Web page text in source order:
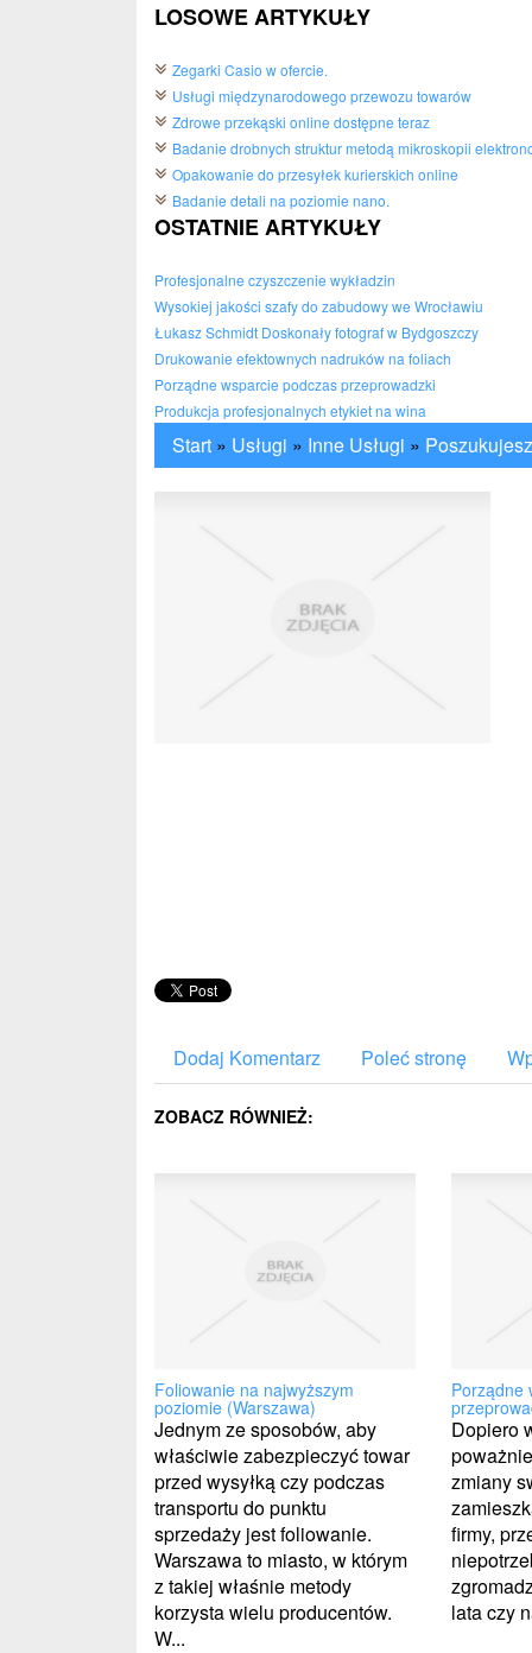
LOSOWE ARTYKUŁY
Zegarki Casio w ofercie.
Usługi międzynarodowego przewozu towarów
Zdrowe przekąski online dostępne teraz
Badanie drobnych struktur metodą mikroskopii
Opakowanie do przesyłek kurierskich online
Badanie detali na poziomie nano.
OSTATNIE ARTYKUŁY
Profesjonalne czyszczenie wykładzin
Wysokiej jakości szafy do zabudowy we Wrocławiu
Łukasz Schmidt Doskonały fotograf w Bydgoszczy
Drukowanie efektownych nadruków na foliach
Porządne wsparcie podczas przeprowadzki
Produkcja profesjonalnych etykiet na wina
Start » Usługi » Inne Usługi »
Dodaj Komentarz Poleć stronę
ZOBACZ RÓWNIEŻ:
Foliowanie na najwyższym
poziomie (Warszawa)
Jednym ze sposobów, aby
właściwie zabezpieczyć towar
przed wysyłką czy podczas
transportu do punktu
sprzedaży jest foliowanie.
Warszawa to miasto, w którym
z takiej właśnie metody
korzysta wielu producentów.
W...
Porządne
Dopiero
zmiany
firmy,
lata czy